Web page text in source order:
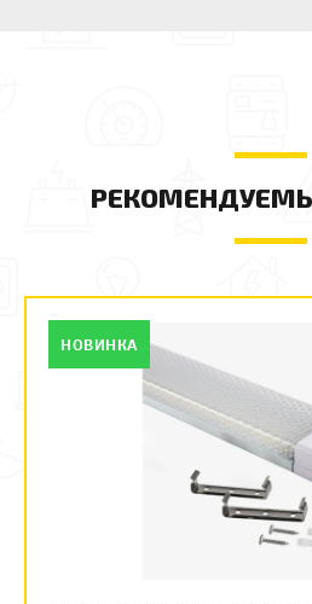
НОВИНКА